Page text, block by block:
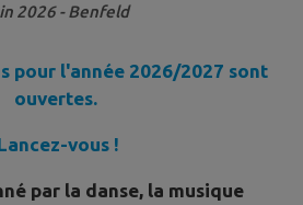
2026 - Benfeld
pour l'année 2026/2027 sont
ouvertes.
vous !
par la danse, la musique